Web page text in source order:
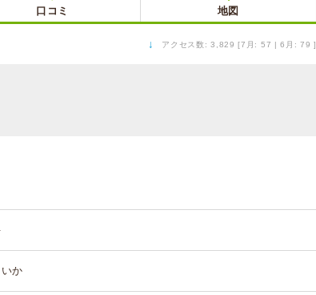
口コミ 地図
↓ アクセス数: 3,829 [7月: 57 | 6月: 79 ]
か